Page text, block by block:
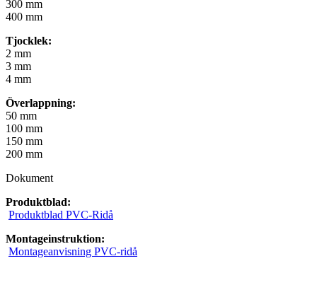
300 mm
400 mm
Tjocklek:
2 mm
3 mm
4 mm
Överlappning:
50 mm
100 mm
150 mm
200 mm
Dokument
Produktblad:
Produktblad PVC-Ridå
Montageinstruktion:
Montageanvisning PVC-ridå